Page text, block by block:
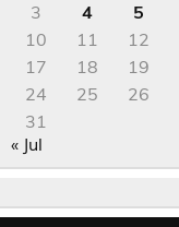
3
4 5
10
11 12
17
18 19
24
25 26
31
« Jul